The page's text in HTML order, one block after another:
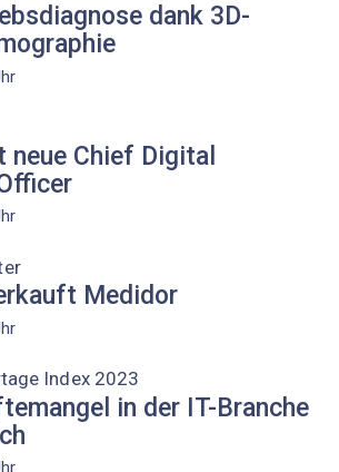
dank 3D-
neue Chief Digital
Medidor
Index 2023
in der IT-Branche